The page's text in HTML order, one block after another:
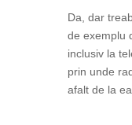
Da, dar
de exemplu
inclusiv la
prin unde
afalt de la